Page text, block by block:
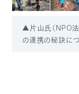
▲片山氏（NPO法
の連携の秘訣につ